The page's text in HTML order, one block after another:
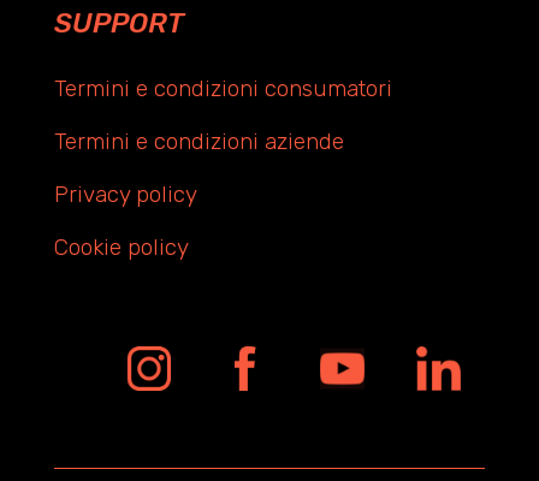
SUPPORT
Termini e condizioni consumatori
Termini e condizioni aziende
Privacy policy
Cookie policy